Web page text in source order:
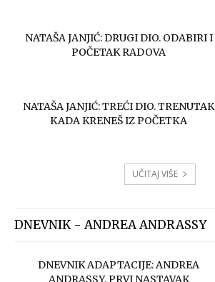
NATAŠA JANJIĆ: DRUGI DIO. ODABIRI I
POČETAK RADOVA
NATAŠA JANJIĆ: TREĆI DIO. TRENUTAK
KADA KRENEŠ IZ POČETKA
UČITAJ VIŠE
DNEVNIK - ANDREA ANDRASSY
DNEVNIK ADAPTACIJE: ANDREA
ANDRASSY. PRVI NASTAVAK